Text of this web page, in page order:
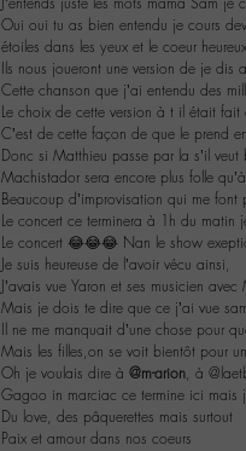
J’entends juste les mots mama Sam je
Oui oui tu as bien entendu je cours
étoiles dans les yeux et le coeur
Ils nous joueront une version de je dis
Cette chanson que j’ai entendu des
Le choix de cette version à t il était fait
C’est de cette façon de que le prend
Donc si Matthieu passe par la s’il
Machistador sera encore plus folle
Beaucoup d’improvisation qui me
Le concert ce terminera à 1h du matin
Le concert 😂😂😂 Nan le show
Je suis heureuse de l’avoir vécu ainsi,
J’avais vue Yaron et ses musicien
Mais je dois te dire que ce j’ai vue
Il ne me manquait d’une chose pour
Mais les filles,on se voit bientôt pour
Oh je voulais dire à @m-arion, à
Gagoo in marciac ce termine ici mais
Du love, des pâquerettes mais surtout
Paix et amour dans nos coeurs